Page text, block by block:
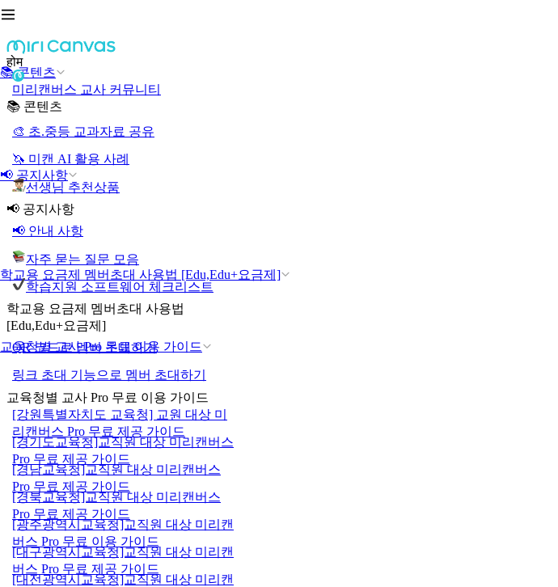
📚 콘텐츠
📢 공지사항
학교용 요금제 멤버초대 사용법 [Edu,Edu+요금제]
교육청별 교사 Pro 무료 이용 가이드
होम
미리캔버스 교사 커뮤니티
📚 콘텐츠
🎨 초.중등 교과자료 공유
🦄 미캔 AI 활용 사례
선생님 추천상품
📢 공지사항
📢 안내 사항
자주 묻는 질문 모음
학습지원 소프트웨어 체크리스트
학교용 요금제 멤버초대 사용법
[Edu,Edu+요금제]
QR 코드로 멤버 초대하기
링크 초대 기능으로 멤버 초대하기
교육청별 교사 Pro 무료 이용 가이드
[강원특별자치도 교육청] 교원 대상 미
리캔버스 Pro 무료 제공 가이드
[경기도교육청]교직원 대상 미리캔버스
Pro 무료 제공 가이드
[경남교육청]교직원 대상 미리캔버스
Pro 무료 제공 가이드
[경북교육청]교직원 대상 미리캔버스
Pro 무료 제공 가이드
[광주광역시교육청]교직원 대상 미리캔
버스 Pro 무료 이용 가이드
[대구광역시교육청]교직원 대상 미리캔
버스 Pro 무료 제공 가이드
[대전광역시교육청]교직원 대상 미리캔